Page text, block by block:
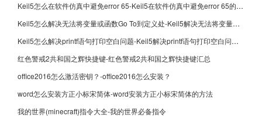
Keil5怎么在软件仿真中避免error 65-Keil5在软件仿真中避免error 65的方法
Keil5怎么解决无法将变量或函数Go To到定义处-Keil5解决无法将变量或函数Go To到定义处的方法
Keil5怎么解决printf语句打印空白问题-Keil5解决printf语句打印空白问题的方法
红色警戒2共和国之辉快捷键-红色警戒2共和国之辉快捷键汇总
office2016怎么激活密钥？-office2016怎么安装？
word怎么安装方正小标宋简体-word安装方正小标宋简体的方法
我的世界(minecraft)指令大全-我的世界必备指令